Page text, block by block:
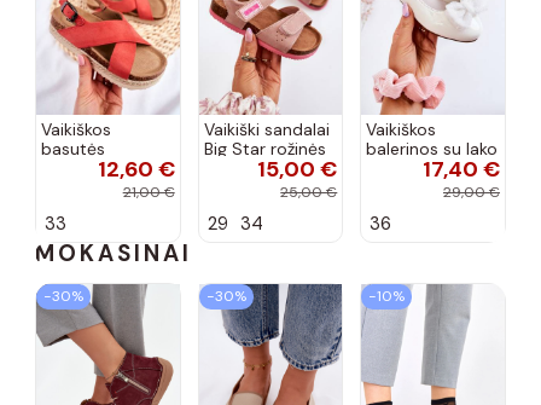
Vaikiškos
basutės
koralinės12,60 €
21,00 €
33
Vaikiški sandalai
Big Star rožinės
spalvos15,00 €
25,00 €
29 34
Vaikiškos
balerinos su lako
efektu ir
kaspinais baltos
17,40 €
29,00 €
36
MOKASINAI
−30% −30% −10%